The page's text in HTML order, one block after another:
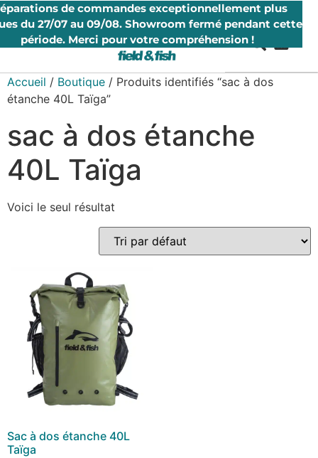
de commandes exceptionnellement plus
du 27/07 au 09/08. Showroom fermé pendant cette
période. Merci pour votre compréhension !
Accueil / Boutique / Produits identifiés “sac à dos
étanche 40L Taïga”
sac à dos étanche
40L Taïga
Voici le seul résultat
Sac à dos étanche 40L
Taïga